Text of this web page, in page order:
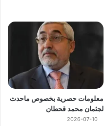
معلومات حصرية بخصوص ماحدث
لجثمان محمد قحطان
2026-07-10